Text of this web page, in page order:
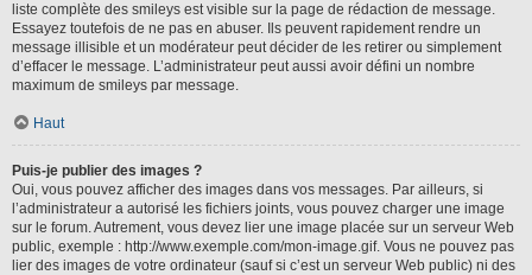
liste complète des smileys est visible sur la page de rédaction de message.
Essayez toutefois de ne pas en abuser. Ils peuvent rapidement rendre un
message illisible et un modérateur peut décider de les retirer ou simplement
d’effacer le message. L’administrateur peut aussi avoir défini un nombre
maximum de smileys par message.
Haut
Puis-je publier des images ?
Oui, vous pouvez afficher des images dans vos messages. Par ailleurs, si
l’administrateur a autorisé les fichiers joints, vous pouvez charger une image
sur le forum. Autrement, vous devez lier une image placée sur un serveur Web
public, exemple : http://www.exemple.com/mon-image.gif. Vous ne pouvez pas
lier des images de votre ordinateur (sauf si c’est un serveur Web public) ni des